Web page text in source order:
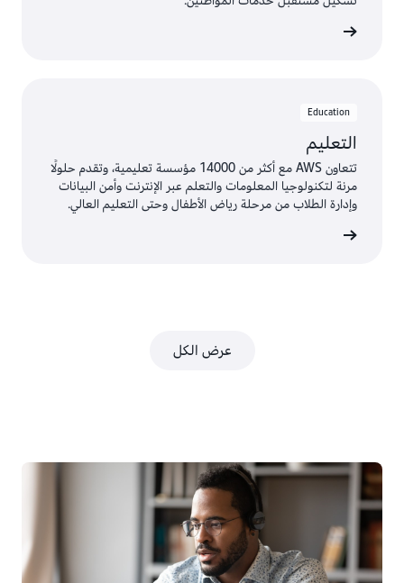
Education
التعليم
تتعاون AWS مع أكثر من 14000 مؤسسة تعليمية، وتقدم حلولًا
مرنة لتكنولوجيا المعلومات والتعلم عبر الإنترنت وأمن البيانات
وإدارة الطلاب من مرحلة رياض الأطفال وحتى التعليم العالي.
عرض الكل